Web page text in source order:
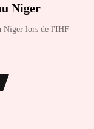
Niger
Niger lors de l'IHF